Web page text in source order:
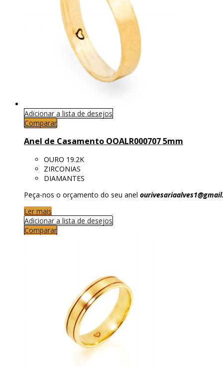
Adicionar a lista de desejos
Comparar
Anel de Casamento OOALR000707 5mm
OURO 19.2K
ZIRCONIAS
DIAMANTES
Peça-nos o orçamento do seu anel
Ler mais
Adicionar a lista de desejos
Comparar